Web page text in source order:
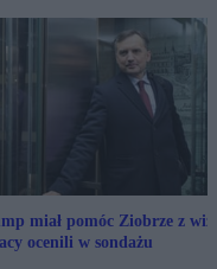
miał pomóc Ziobrze z
ocenili w sondażu